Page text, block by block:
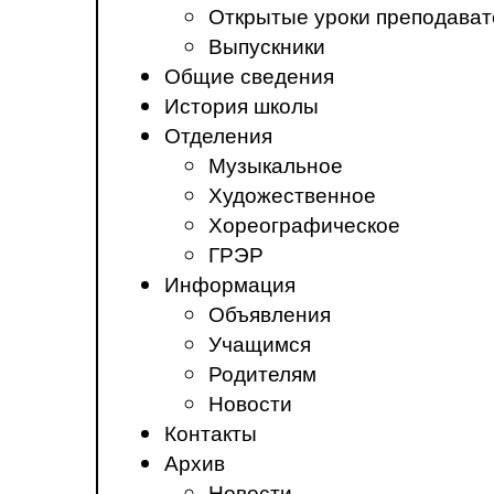
Открытые уроки
Выпускники
Общие сведения
История школы
Отделения
Музыкальное
Художественное
Хореографическое
ГРЭР
Информация
Объявления
Учащимся
Родителям
Новости
Контакты
Архив